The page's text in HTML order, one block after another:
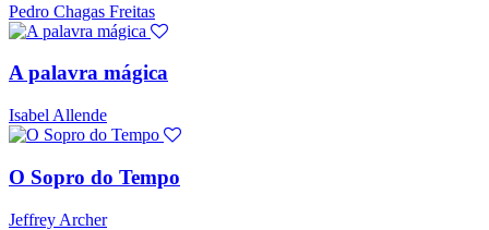
Pedro Chagas Freitas
A palavra mágica
Isabel Allende
O Sopro do Tempo
Jeffrey Archer